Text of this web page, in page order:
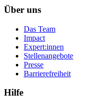
Über uns
Das Team
Impact
Expert:innen
Stellenangebote
Presse
Barrierefreiheit
Hilfe